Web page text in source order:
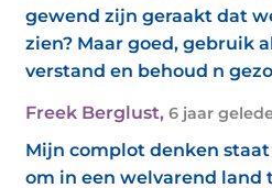
gewend zijn geraakt dat
zien? Maar goed, gebruik
verstand en behoud n
Freek Berglust, 6 jaar
Mijn complot denken
om in een welvarend land